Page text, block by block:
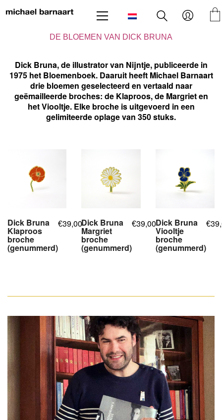
DE BLOEMEN VAN DICK BRUNA
Dick Bruna, de illustrator van Nijntje, publiceerde in
1975 het Bloemenboek. Daaruit heeft Michael Barnaart
drie bloemen geselecteerd en vertaald naar
geëmailleerde broches: de Klaproos, de Margriet en
het Viooltje. Elke broche is uitgevoerd in een
gelimiteerde oplage van 350 stuks.
Dick Bruna
Klaproos
broche
(genummerd)
€39,00Dick Bruna
Margriet
broche
(genummerd)
€39,00Dick Bruna
Viooltje
broche
(genummerd)
€